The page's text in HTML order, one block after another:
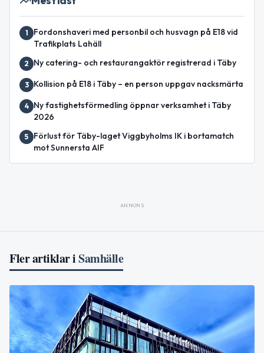
1
Fordonshaveri med personbil och husvagn på E18 vid
Trafikplats Lahäll
2 Ny catering- och restaurangaktör registrerad i Täby
3 Kollision på E18 i Täby – en person uppgav nacksmärta
4
Ny fastighetsförmedling öppnar verksamhet i Täby
2026
5
Förlust för Täby-laget Viggbyholms IK i bortamatch
mot Sunnersta AIF
ANNONS
Fler artiklar iSamhälle